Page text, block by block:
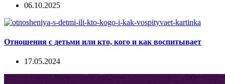
06.10.2025
Отношения с детьми или кто, кого и как воспитывает
17.05.2024